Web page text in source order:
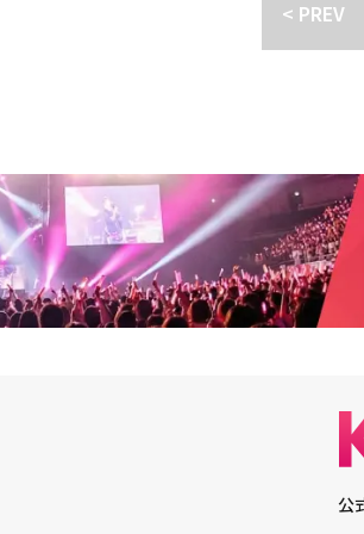
ギターやドラムなどを使って大きな音を出すライブ
にいらしたら、漢江に行けば路上ライブをしている
にやっぱり弘大（ホンデ）ですね。ちょっと前に僕
広安里（クァンアンリ）の方でたくさん路上ライブ
で、ぜひ気軽に楽しんでください。チョン・ホウォ
をしたんですよ。路上ライブをやっている場所はい
て行ってみることをおすすめします。本当に気軽に
メッセージをお願いします。チョン・ホウォン：日
持ちが大きいですし、また日本のみなさんにお会い
たらうれしいです。次は絶対日本でライブをやるの
はできません！ みなさんがW24を愛してくれて、応
イトルと歌詞を書いていくことで意味ができて、心を
国でドライブというと済州島が思い浮かぶんですが
というのも、日本に来て思ったんですけど、東京で
ね。だから景色が同じように見えるかもと思って（
の盤浦（パンポ）大橋をドライブしたいです。潜水
いだし、夜になるとライトアップされた噴水が見ら
メ）をおすすめしたいです。ソウルからはちょっと遠
は2月に「Revelations」の日本語バージョンもリリ
ラーという意味もあるので、それにちなんで、メン
ム・ジョンギル：ユンスは、すごくジェントルなイ
しさ全開です（笑）。寝言で「うるさい！」って怒
が騒がしいのが苦手なので、寝ている時のほうがス
ーを果たしている。とはいえ、日本のファンとリア
Receptionにも多くの関係者やメディアが集まり、ア
PやKコンテンツに高い期待を寄せていた。いずれに
SPOTLIGHT』のようなイベントによってさらに広が
とたくお■公演概要KOREA SPOTLIGHT ＠JAPAN日
T 19：00会場：Spotify O-EAST席種：オールスタン
1. Villain2. Bewitched3. Moonlight4. 중독
ations)4. 내가 너의 위로되어 (Under the Tree)5. 무지
rything Is Fine)7. 난리 부르스 (Lonely
6. ZERO主催：韓国文化体育観光部主管：韓国コン
< PREV
公